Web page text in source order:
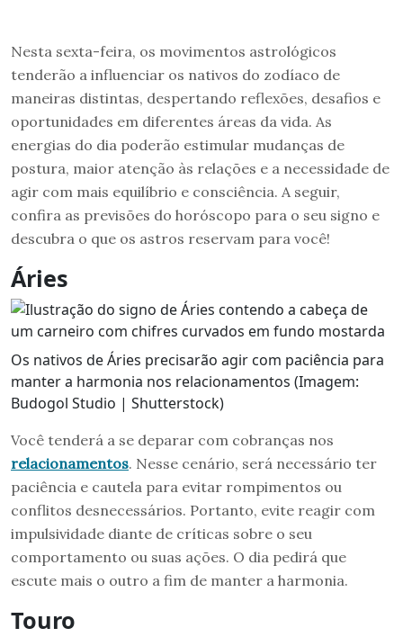
Nesta sexta-feira, os movimentos astrológicos
tenderão a influenciar os nativos do zodíaco de
maneiras distintas, despertando reflexões, desafios e
oportunidades em diferentes áreas da vida. As
energias do dia poderão estimular mudanças de
postura, maior atenção às relações e a necessidade de
agir com mais equilíbrio e consciência. A seguir,
confira as previsões do horóscopo para o seu signo e
descubra o que os astros reservam para você!
Áries
Os nativos de Áries precisarão agir com paciência para
manter a harmonia nos relacionamentos (Imagem:
Budogol Studio | Shutterstock)
Você tenderá a se deparar com cobranças nos
relacionamentos. Nesse cenário, será necessário ter
paciência e cautela para evitar rompimentos ou
conflitos desnecessários. Portanto, evite reagir com
impulsividade diante de críticas sobre o seu
comportamento ou suas ações. O dia pedirá que
escute mais o outro a fim de manter a harmonia.
Touro